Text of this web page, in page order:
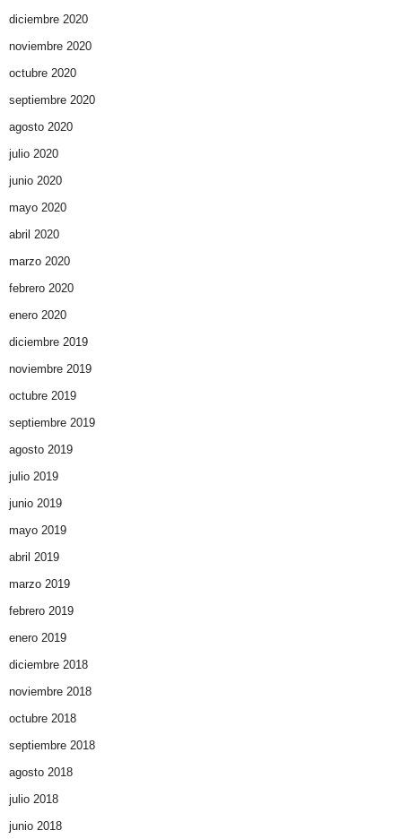
diciembre 2020
noviembre 2020
octubre 2020
septiembre 2020
agosto 2020
julio 2020
junio 2020
mayo 2020
abril 2020
marzo 2020
febrero 2020
enero 2020
diciembre 2019
noviembre 2019
octubre 2019
septiembre 2019
agosto 2019
julio 2019
junio 2019
mayo 2019
abril 2019
marzo 2019
febrero 2019
enero 2019
diciembre 2018
noviembre 2018
octubre 2018
septiembre 2018
agosto 2018
julio 2018
junio 2018